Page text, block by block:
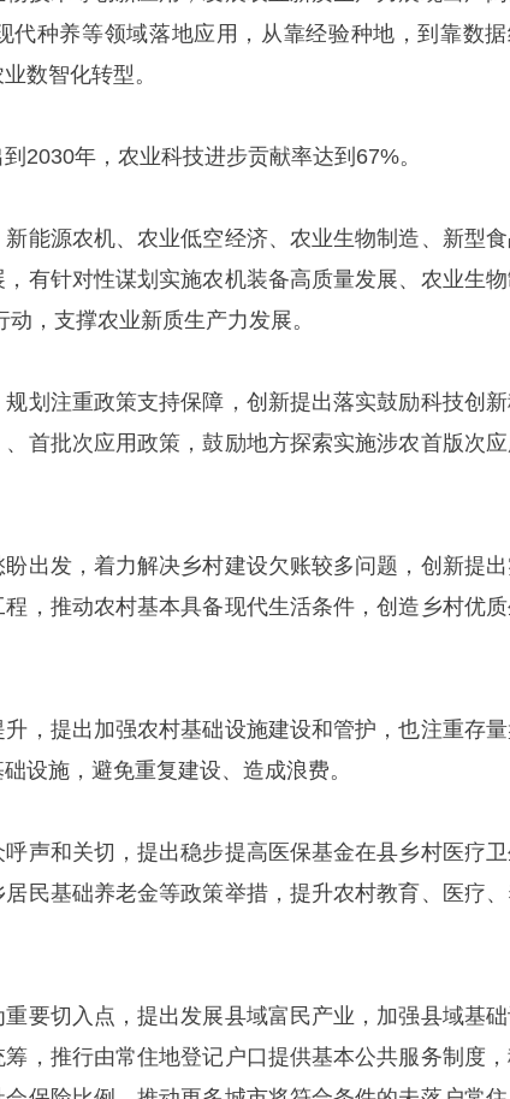
代种养等领域落地应用，从靠经验种地，到靠数
数智化转型。
2030年，农业科技进步贡献率达到67%。
能源农机、农业低空经济、农业生物制造、新型
有针对性谋划实施农机装备高质量发展、农业生物
，支撑农业新质生产力发展。
划注重政策支持保障，创新提出落实鼓励科技创
首批次应用政策，鼓励地方探索实施涉农首版次应
出发，着力解决乡村建设欠账较多问题，创新提
，推动农村基本具备现代生活条件，创造乡村优质
，提出加强农村基础设施建设和管护，也注重存
设施，避免重复建设、造成浪费。
声和关切，提出稳步提高医保基金在县乡村医疗卫
民基础养老金等政策举措，提升农村教育、医疗
要切入点，提出发展县域富民产业，加强县域基
，推行由常住地登记户口提供基本公共服务制度